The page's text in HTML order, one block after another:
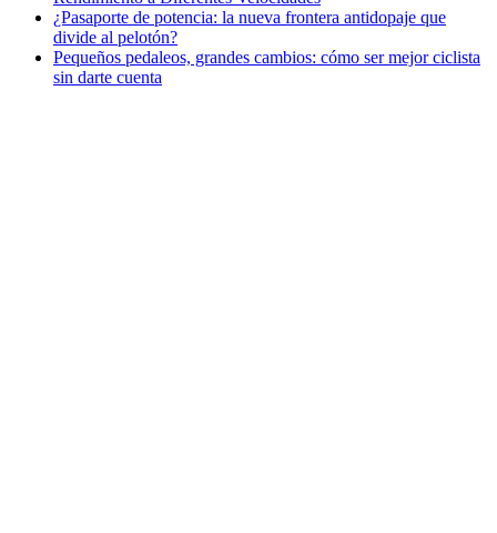
¿Pasaporte de potencia: la nueva frontera antidopaje que
divide al pelotón?
Pequeños pedaleos, grandes cambios: cómo ser mejor ciclista
sin darte cuenta